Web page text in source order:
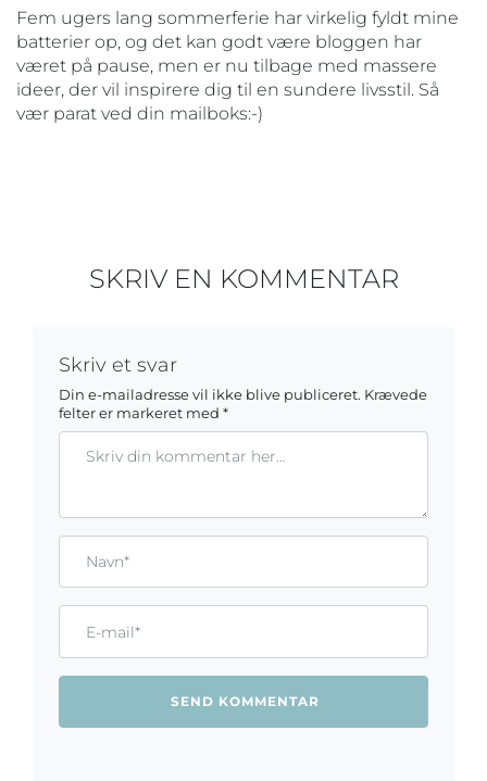
Fem ugers lang sommerferie har virkelig fyldt mine
batterier op, og det kan godt være bloggen har
været på pause, men er nu tilbage med massere
ideer, der vil inspirere dig til en sundere livsstil. Så
vær parat ved din mailboks:-)
SKRIV EN KOMMENTAR
Skriv et svar
Din e-mailadresse vil ikke blive publiceret. Krævede
felter er markeret med *